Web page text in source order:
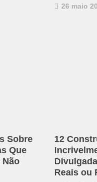
26 maio
Sobre
Que
Não
12
Reais ou